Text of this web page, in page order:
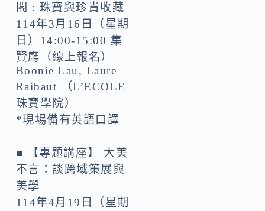
閣 : 珠寶與珍貴收藏
114年3月16日（星期
日）14:00-15:00 集
賢廳（線上報名）
Boonie Lau, Laure
Raibaut （L’ECOLE
珠寶學院）
*現場備有英語口譯
■ 【專題講座】 大美
不言：談跨域策展與
美學
114年4月19日（星期